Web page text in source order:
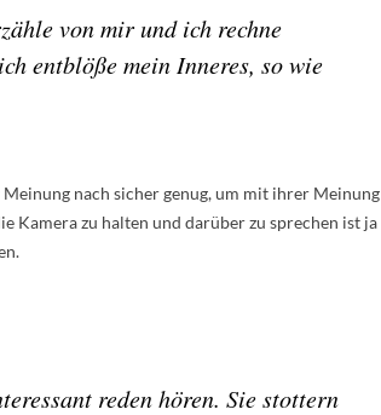
von mir und ich rechne
entblöße mein Inneres, so wie
nach sicher genug, um mit ihrer Meinung
Kamera zu halten und darüber zu sprechen ist ja
reden hören. Sie stottern